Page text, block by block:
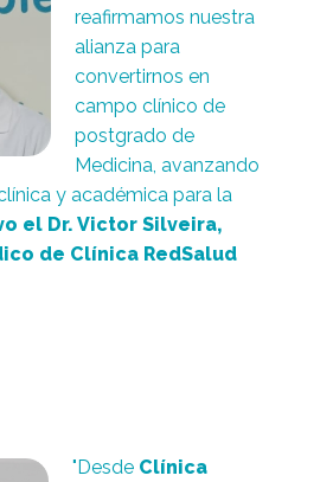
reafirmamos nuestra
alianza para
convertirnos en
campo clínico de
postgrado de
Medicina, avanzando
y académica para la
el Dr. Victor Silveira,
de Clínica RedSalud
"Desde Clínica